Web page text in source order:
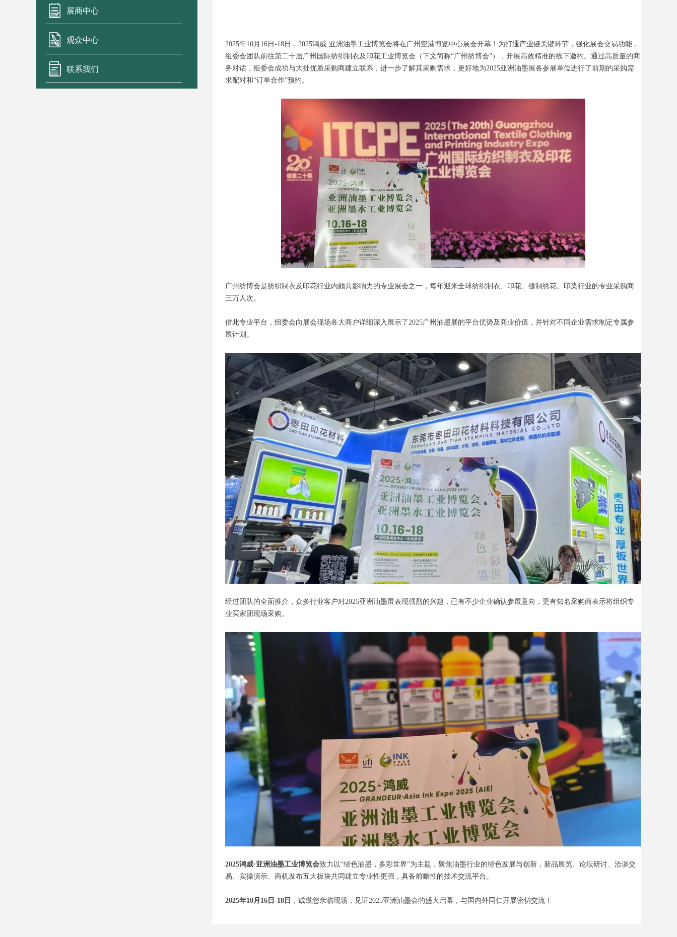
2025年10月16日-18日，2025鸿威·亚洲油墨工业博览会将在广州空港博览中心展会开幕！为打通产业链关键环节，强化展会交易功能，
组委会团队前往第二十届广州国际纺织制衣及印花工业博览会（下文简称“广州纺博会”），开展高效精准的线下邀约。通过高质量的商
务对话，组委会成功与大批优质采购商建立联系，进一步了解其采购需求，更好地为2025亚洲油墨展各参展单位进行了前期的采购需
求配对和“订单合作”预约。
广州纺博会是纺织制衣及印花行业内颇具影响力的专业展会之一，每年迎来全球纺织制衣、印花、缝制绣花、印染行业的专业采购商
三万人次。
借此专业平台，组委会向展会现场各大商户详细深入展示了2025广州油墨展的平台优势及商业价值，并针对不同企业需求制定专属参
展计划。
经过团队的全面推介，众多行业客户对2025亚洲油墨展表现强烈的兴趣，已有不少企业确认参展意向，更有知名采购商表示将组织专
业买家团现场采购。
2025鸿威·亚洲油墨工业博览会致力以“绿色油墨，多彩世界“为主题，聚焦油墨行业的绿色发展与创新，新品展览、论坛研讨、洽谈交
易、实操演示、商机发布五大板块共同建立专业性更强，具备前瞻性的技术交流平台。
2025年10月16日-18日 ，诚邀您亲临现场，见证2025亚洲油墨会的盛大启幕，与国内外同仁开展密切交流！
展商中心
观众中心
联系我们